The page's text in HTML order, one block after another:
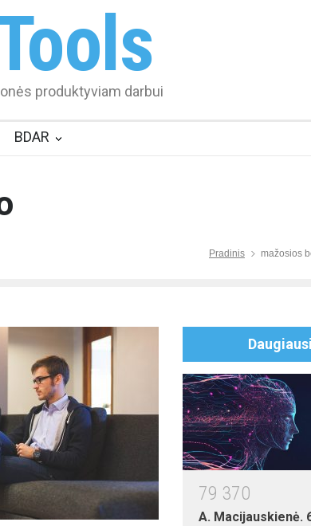
produktyviam darbui
BDAR
Pradinis mažosios
79 370
A. Macijauskienė.
MS PowerPoint